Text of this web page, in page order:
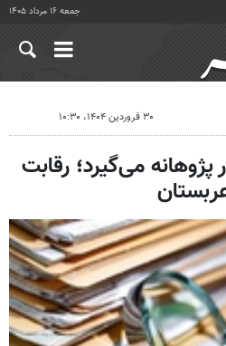
جمعه ۱۶ مرداد ۱۴۰۵
۳۰ فروردین ۱۴۰۴، ۱۰:۳۰
پژوهانه می‌گیرد؛ رقابت